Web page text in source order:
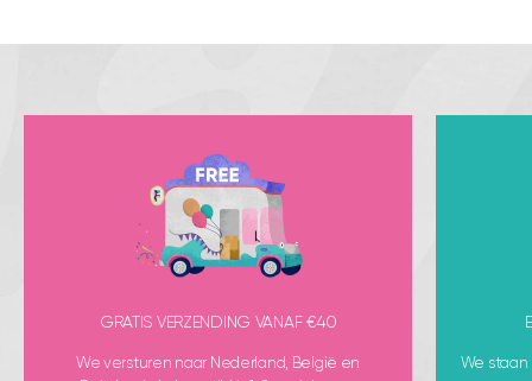
GRATIS VERZENDING VANAF €40
We versturen naar Nederland, België en
We